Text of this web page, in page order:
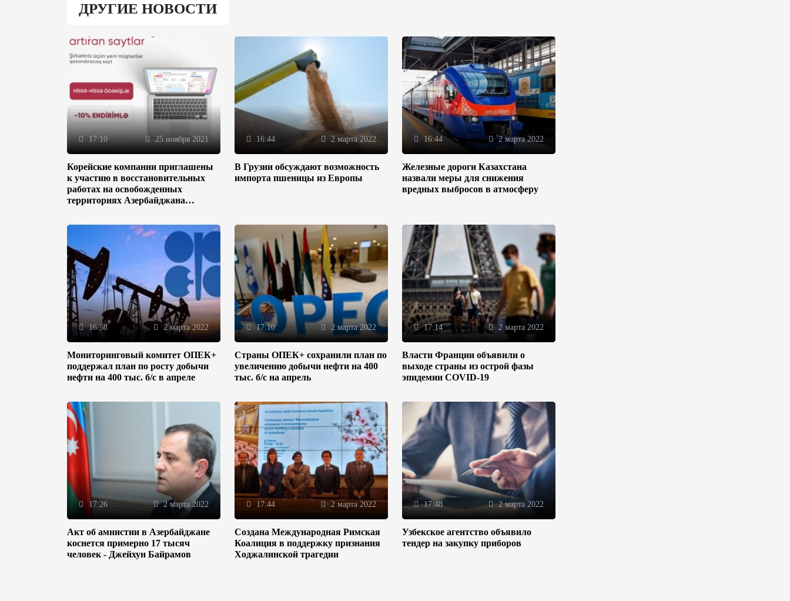
ДРУГИЕ НОВОСТИ
17:10 25 ноября 2021
Корейские компании приглашены
к участию в восстановительных
работах на освобожденных
территориях Азербайджана
16:44 2 марта 2022
В Грузии обсуждают возможность
импорта пшеницы из Европы
16:44 2 марта 2022
Железные дороги Казахстана
назвали меры для снижения
вредных выбросов в атмосферу
16:58 2 марта 2022
Мониторинговый комитет ОПЕК+
поддержал план по росту добычи
нефти на 400 тыс. б/с в апреле
17:10 2 марта 2022
Страны ОПЕК+ сохранили план по
увеличению добычи нефти на 400
тыс. б/с на апрель
17:14 2 марта 2022
Власти Франции объявили о
выходе страны из острой фазы
эпидемии COVID-19
17:26 2 марта 2022
Акт об амнистии в Азербайджане
коснется примерно 17 тысяч
человек - Джейхун Байрамов
17:44 2 марта 2022
Создана Международная Римская
Коалиция в поддержку признания
Ходжалинской трагедии
17:48 2 марта 2022
Узбекское агентство объявило
тендер на закупку приборов